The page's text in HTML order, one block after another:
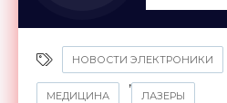
НОВОСТИ ЭЛЕКТРОНИКИ
МЕДИЦИНА
,
ЛАЗЕРЫ